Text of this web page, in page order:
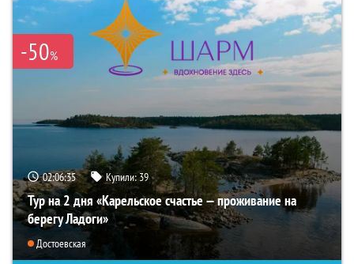
-50%
02:06:34 Купили:39
Тур на 2 дня «Карельское счастье — проживание на
берегу Ладоги»
Достоевская